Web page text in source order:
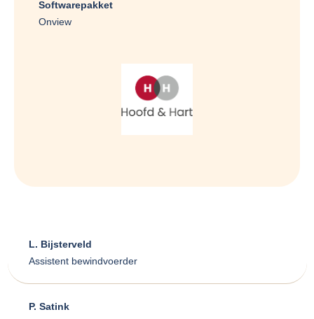
Softwarepakket
Onview
L. Bijsterveld
Assistent bewindvoerder
P. Satink